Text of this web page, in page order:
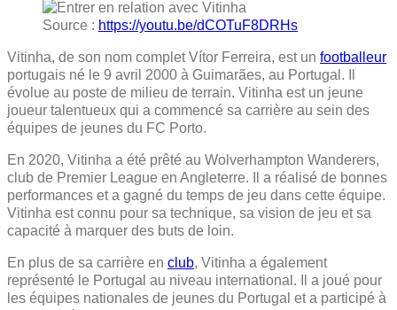
Source : https://youtu.be/dCOTuF8DRHs
Vitinha, de son nom complet Vítor Ferreira, est un footballeur
portugais né le 9 avril 2000 à Guimarães, au Portugal. Il
évolue au poste de milieu de terrain. Vitinha est un jeune
joueur talentueux qui a commencé sa carrière au sein des
équipes de jeunes du FC Porto.
En 2020, Vitinha a été prêté au Wolverhampton Wanderers,
club de Premier League en Angleterre. Il a réalisé de bonnes
performances et a gagné du temps de jeu dans cette équipe.
Vitinha est connu pour sa technique, sa vision de jeu et sa
capacité à marquer des buts de loin.
En plus de sa carrière en club, Vitinha a également
représenté le Portugal au niveau international. Il a joué pour
les équipes nationales de jeunes du Portugal et a participé à